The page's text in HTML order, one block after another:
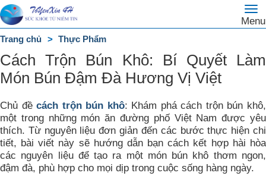
Menu
Trang
chủ
DANH
MỤC
Trang chủ Thực Phẩm
Cách Trộn Bún Khô: Bí Quyết Làm
Món Bún Đậm Đà Hương Vị Việt
Chủ đềcách trộn bún khô: Khám phá cách trộn bún khô,
một trong những món ăn đường phố Việt Nam được yêu
thích. Từ nguyên liệu đơn giản đến các bước thực hiện chi
tiết, bài viết này sẽ hướng dẫn bạn cách kết hợp hài hòa
các nguyên liệu để tạo ra một món bún khô thơm ngon,
đậm đà, phù hợp cho mọi dịp trong cuộc sống hàng ngày.